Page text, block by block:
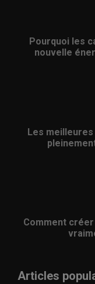
Pourquoi les
nouvelle
Les
Comment
Articles